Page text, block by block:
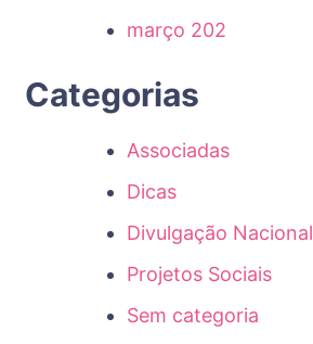
março 202
Categorias
Associadas
Dicas
Divulgação Nacional
Projetos Sociais
Sem categoria